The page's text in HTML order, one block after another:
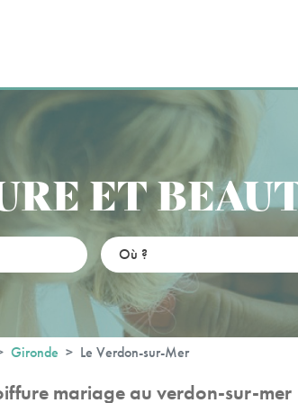
ET
Gironde Le Verdon-sur-Mer
mariage au verdon-sur-mer